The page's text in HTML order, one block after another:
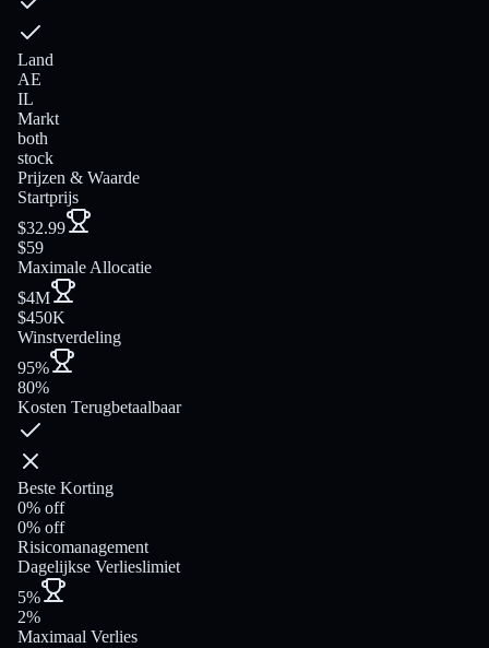
Land
AE
IL
Markt
both
stock
Prijzen & Waarde
Startprijs
$32.99
$59
Maximale Allocatie
$4M
$450K
Winstverdeling
95%
80%
Kosten Terugbetaalbaar
Beste Korting
0% off
0% off
Risicomanagement
Dagelijkse Verlieslimiet
5%
2%
Maximaal Verlies